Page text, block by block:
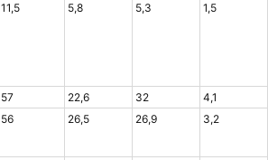
11,5 5,8 5,3 1,5
57 22,6 32
4,1
56 26,5 26,9 3,2